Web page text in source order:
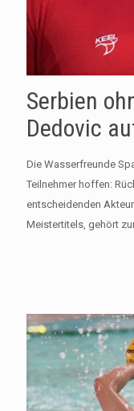
Serbien
Dedovic
Die Wasserfreunde
Teilnehmer hoffen:
entscheidenden
Meistertitels, gehört